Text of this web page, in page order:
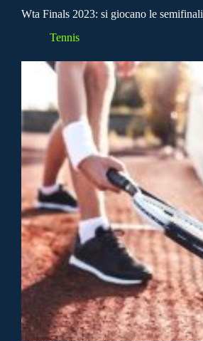
Wta Finals 2023: si giocano le semifinali
Tennis